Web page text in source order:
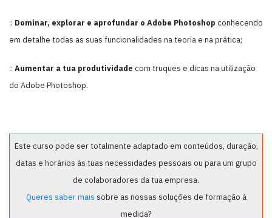
:: Dominar, explorar e aprofundar o Adobe Photoshop conhecendo
em detalhe todas as suas funcionalidades na teoria e na prática;
:: Aumentar a tua produtividade com truques e dicas na utilização
do Adobe Photoshop.
Este curso pode ser totalmente adaptado em conteúdos, duração,
datas e horários às tuas necessidades pessoais ou para um grupo
de colaboradores da tua empresa.
Queres saber mais sobre as nossas soluções de formação à
medida?